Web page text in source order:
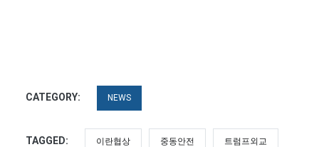
CATEGORY: NEWS
TAGGED: 이란협상 중동안전 트럼프외교